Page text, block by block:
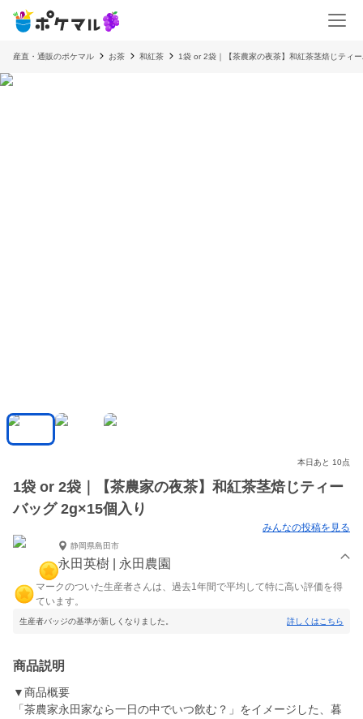
産直・通販のポケマル お茶 和紅茶 1袋 or 2袋｜【茶農家の夜茶】和紅茶茎焙じティ
本日あと 10点
1袋 or 2袋｜【茶農家の夜茶】和紅茶茎焙じティー
バッグ 2g×15個入り
みんなの投稿を見る
静岡県島田市
永田英樹 | 永田農園
マークのついた生産者さんは、過去1年間で平均して特に高い評価を得
ています。
生産者バッジの基準が新しくなりました。 詳しくはこちら
商品説明
▼商品概要
「茶農家永田家なら一日の中でいつ飲む？」をイメージした、暮